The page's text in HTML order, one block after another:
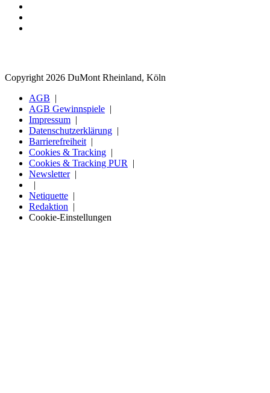
Copyright 2026 DuMont Rheinland, Köln
AGB
AGB Gewinnspiele
Impressum
Datenschutzerklärung
Barrierefreiheit
Cookies & Tracking
Cookies & Tracking PUR
Newsletter
Netiquette
Redaktion
Cookie-Einstellungen